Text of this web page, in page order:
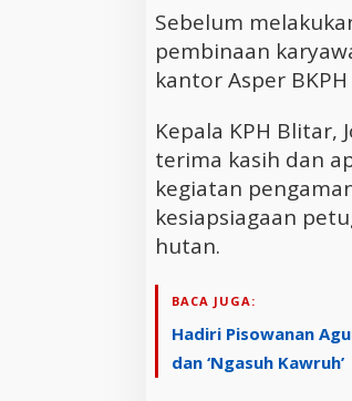
Sebelum
pembinaan
kantor Asper
Kepala KPH Blitar,
terima kasih dan
kegiatan
kesiapsiagaan
hutan.
BACA JUGA:
Hadiri Pisowanan
dan ‘Ngasuh Kawruh’